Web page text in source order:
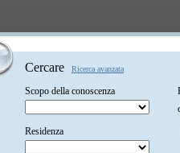
Cercare Ricerca avanzata
Scopo della conoscenza
Residenza